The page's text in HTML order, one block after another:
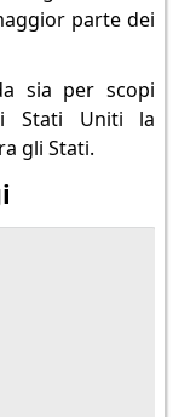
parte dei
sia per scopi
Stati Uniti la
gli Stati.